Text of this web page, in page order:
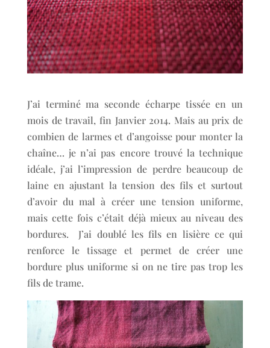
J’ai terminé ma seconde écharpe tissée en un
mois de travail, fin Janvier 2014. Mais au prix de
combien de larmes et d’angoisse pour monter la
chaîne… je n’ai pas encore trouvé la technique
idéale, j’ai l’impression de perdre beaucoup de
laine en ajustant la tension des fils et surtout
d’avoir du mal à créer une tension uniforme,
mais cette fois c’était déjà mieux au niveau des
bordures. J’ai doublé les fils en lisière ce qui
renforce le tissage et permet de créer une
bordure plus uniforme si on ne tire pas trop les
fils de trame.